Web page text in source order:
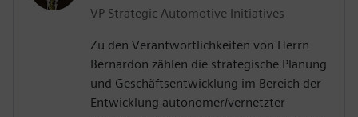
VP Strategic Automotive Initiatives
Zu den Verantwortlichkeiten von Herrn
Bernardon zählen die strategische Planung
und Geschäftsentwicklung im Bereich der
Entwicklung autonomer/vernetzter